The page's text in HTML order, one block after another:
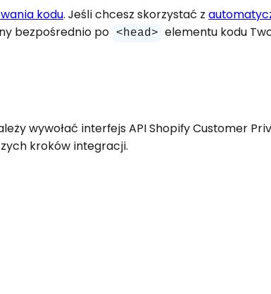
kodu. Jeśli chcesz skorzystać z
bezpośrednio po <head> elementu kodu
wywołać interfejs API Shopify Customer
kroków integracji.